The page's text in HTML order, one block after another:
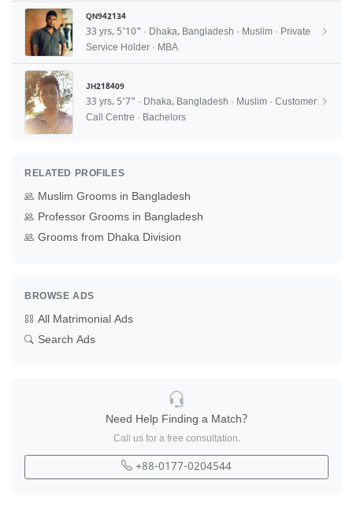
QN942134
33 yrs, 5'10" · Dhaka, Bangladesh · Muslim · Private
Service Holder · MBA
JH218409
33 yrs, 5'7" · Dhaka, Bangladesh · Muslim · Customer
Call Centre · Bachelors
RELATED PROFILES
Muslim Grooms in Bangladesh
Professor Grooms in Bangladesh
Grooms from Dhaka Division
BROWSE ADS
All Matrimonial Ads
Search Ads
Need Help Finding a Match?
Call us for a free consultation.
+88-0177-0204544